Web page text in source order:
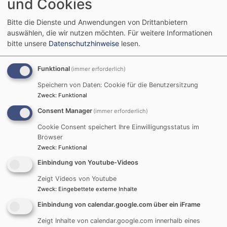
vertraulichen Rahmen. Sie überlegen gemeinsam
mit den Betroffenen, welche Hilfe und
Unterstützung diese brauchen, und welche Schritte
sie als nächstes gehen möchten. Ohne Einwilligung
der Betroffenen werden keine Informationen an
Dritte weitergegeben. Wir haben zwei
Telefonsprechstunden in der Woche für Sie
eingerichtet, an denen wir persönlich für Sie da
von 17:00 Uhr bis 18:00 Uhr:Tel.: 089 / 5595 –
335
Darüber hinaus sind wir über unsere E-Mailadresse
ansprechstellesg@elkb.dejederzeit für Sie
erreichbar. Wir antworten wochentags in der Regel
innerhalb von 48 Stunden.
und Cookies
Bitte die Dienste und Anwendungen von Drittanbietern
auswählen, die wir nutzen möchten. Für weitere Informationen
bitte unsere Datenschutzhinweise lesen.
Funktional (immer erforderlich)
Speichern von Daten: Cookie für die Benutzersitzung
Zweck: Funktional
Consent Manager (immer erforderlich)
Cookie Consent speichert Ihre Einwilligungsstatus im
Browser
Zweck: Funktional
Einbindung von Youtube-Videos
Zeigt Videos von Youtube
Zweck: Eingebettete externe Inhalte
Einbindung von calendar.google.com über ein iFrame
Zeigt Inhalte von calendar.google.com innerhalb eines